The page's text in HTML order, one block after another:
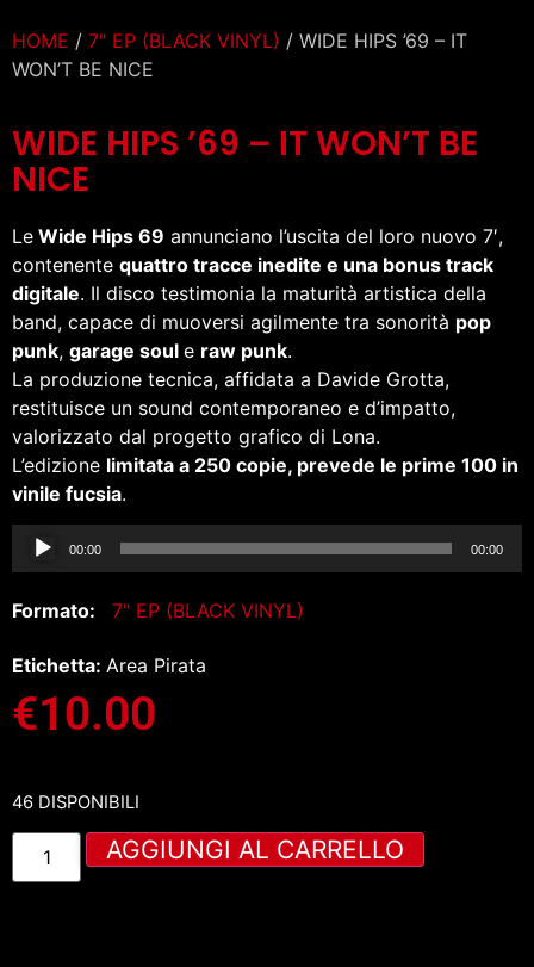
HOME / 7" EP (BLACK VINYL) / WIDE HIPS ’69 – IT
WON’T BE NICE
WIDE HIPS ’69 – IT WON’T BE
NICE
Le Wide Hips 69 annunciano l’uscita del loro nuovo 7′,
contenente quattro tracce inedite e una bonus track
digitale. Il disco testimonia la maturità artistica della
band, capace di muoversi agilmente tra sonorità pop
punk, garage soul e raw punk.
La produzione tecnica, affidata a Davide Grotta,
restituisce un sound contemporaneo e d’impatto,
valorizzato dal progetto grafico di Lona.
L’edizione limitata a 250 copie, prevede le prime 100 in
vinile fucsia.
Audio
Player
00:00 00:00
Formato: 7" EP (BLACK VINYL)
Etichetta: Area Pirata
€10.00
46 DISPONIBILI
AGGIUNGI AL CARRELLO